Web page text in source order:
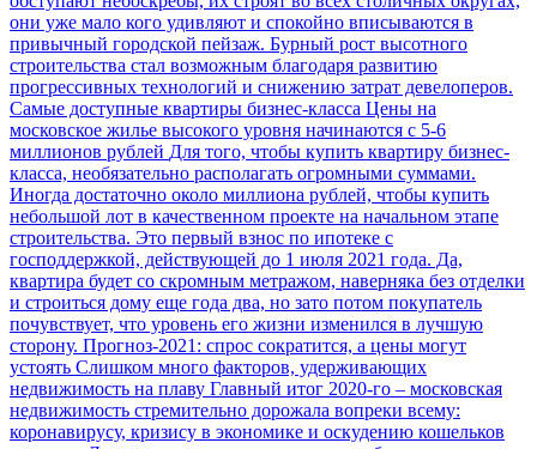
они уже мало кого удивляют и спокойно вписываются в
привычный городской пейзаж. Бурный рост высотного
строительства стал возможным благодаря развитию
прогрессивных технологий и снижению затрат девелоперов.
Самые доступные квартиры бизнес-класса Цены на
московское жилье высокого уровня начинаются с 5-6
миллионов рублей Для того, чтобы купить квартиру бизнес-
класса, необязательно располагать огромными суммами.
Иногда достаточно около миллиона рублей, чтобы купить
небольшой лот в качественном проекте на начальном этапе
строительства. Это первый взнос по ипотеке с
господдержкой, действующей до 1 июля 2021 года. Да,
квартира будет со скромным метражом, наверняка без отделки
и строиться дому еще года два, но зато потом покупатель
почувствует, что уровень его жизни изменился в лучшую
сторону. Прогноз-2021: спрос сократится, а цены могут
устоять Слишком много факторов, удерживающих
недвижимость на плаву Главный итог 2020-го – московская
недвижимость стремительно дорожала вопреки всему:
коронавирусу, кризису в экономике и оскудению кошельков